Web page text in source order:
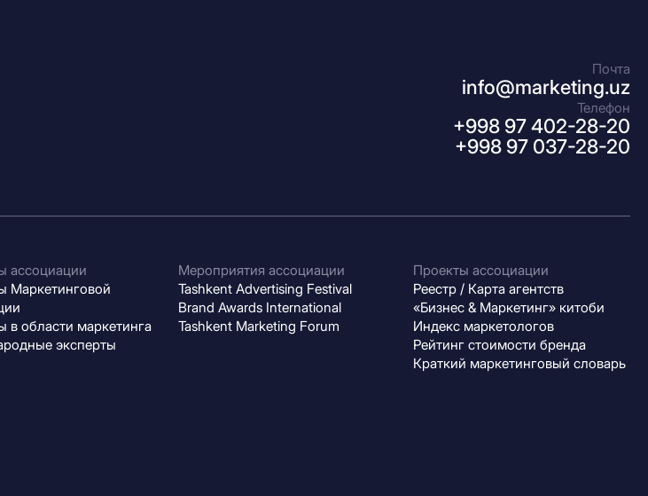
Почта
info@marketing.uz
Телефон
+998 97 402-28-20
+998 97 037-28-20
ассоциации
Маркетинговой
в области маркетинга
эксперты
Мероприятия ассоциации
Tashkent Advertising Festival
Brand Awards International
Tashkent Marketing Forum
Проекты ассоциации
Реестр / Карта агентств
«Бизнес & Маркетинг» китоби
Индекс маркетологов
Рейтинг стоимости бренда
Краткий маркетинговый словарь